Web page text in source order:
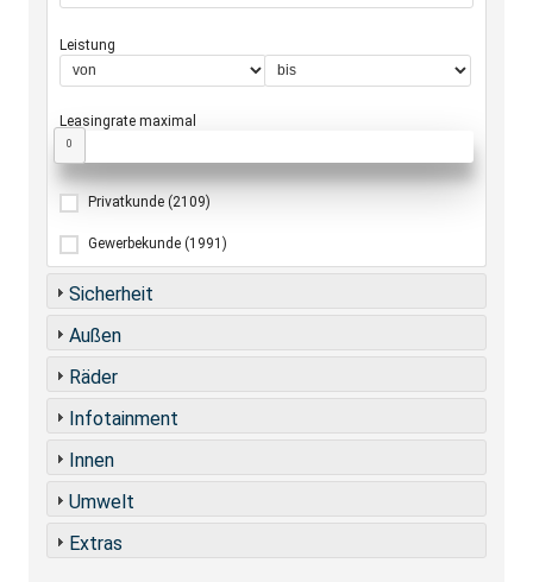
Leistung
Leasingrate maximal
0
Privatkunde (2109)
Gewerbekunde (1991)
Sicherheit
Außen
Räder
Infotainment
Innen
Umwelt
Extras